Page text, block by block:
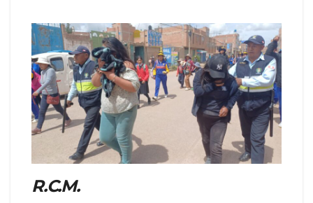
R.C.M.